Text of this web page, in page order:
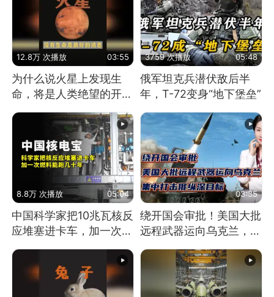
12.8万 次播放 03:55
为什么说火星上发现生
命，将是人类绝望的开
始？
3759 次播放 05:48
俄军坦克兵潜伏敌后半
年，T-72变身“地下堡垒”
8.8万 次播放 05:04
中国科学家把10兆瓦核反
应堆塞进卡车，加一次燃
03:35
绕开国会审批！美国大批
远程武器运向乌克兰，集